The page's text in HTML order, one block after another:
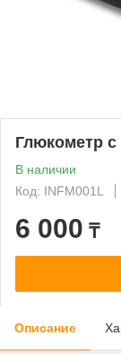
Глюкометр
В наличии
Код: INFM001L
6 000 ₸
Описание